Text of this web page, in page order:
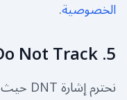
الخصوصية.
5. Do Not Track و GPC